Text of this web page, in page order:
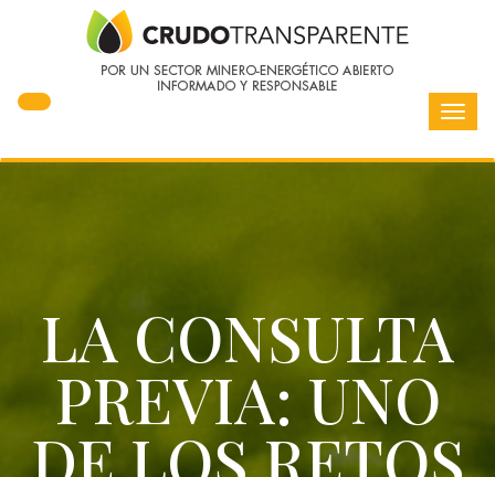
LA CONSULTA
PREVIA: UNO
DE LOS RETOS